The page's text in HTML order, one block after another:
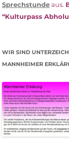
Sprechstundeaus.
“Kulturpass
WIR SIND
MANNHEIMER